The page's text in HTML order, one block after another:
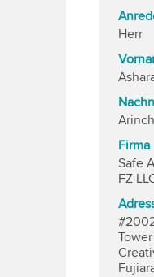
Herr
Firma
Safe
FZ